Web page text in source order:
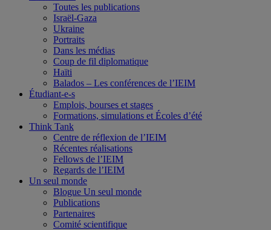
Toutes les publications
Israël-Gaza
Ukraine
Portraits
Dans les médias
Coup de fil diplomatique
Haïti
Balados – Les conférences de l’IEIM
Étudiant-e-s
Emplois, bourses et stages
Formations, simulations et Écoles d’été
Think Tank
Centre de réflexion de l’IEIM
Récentes réalisations
Fellows de l’IEIM
Regards de l’IEIM
Un seul monde
Blogue Un seul monde
Publications
Partenaires
Comité scientifique